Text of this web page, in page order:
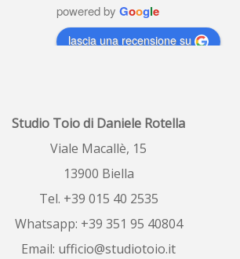
powered by Google
lascia una recensione su
fatto valutare il  mio  alloggio , profe
leggi tutto
ombretta porrino
Ottimo servizio,
sono riuscita a vendere il mio alloggio
in...leggi tutto
Studio Toio di Daniele Rotella
Viale Macallè, 15
13900 Biella
Tel. +39 015 40 2535
Whatsapp: +39 351 95 40804
Email: ufficio@studiotoio.it